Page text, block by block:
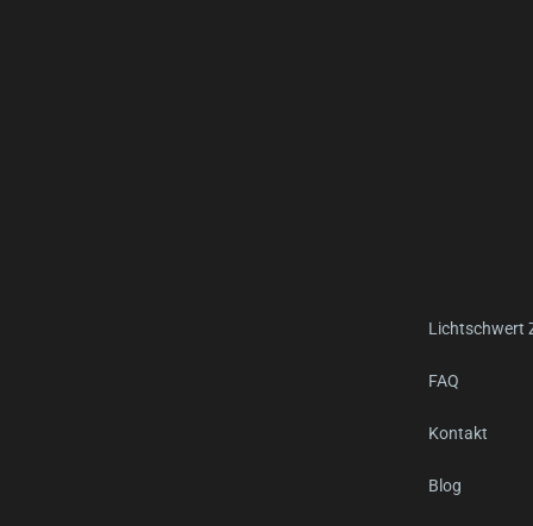
Lichtschwert
FAQ
Kontakt
Blog